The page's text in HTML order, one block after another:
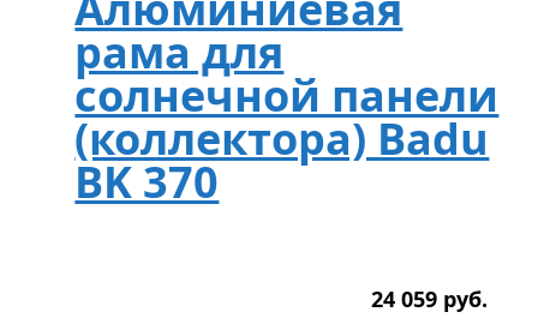
рама для
солнечной панели
(коллектора) Badu
BK 370
24 059 руб.